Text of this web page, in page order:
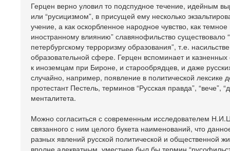
Герцен верно уловил то подспудное течение, идейным
или “русицизмом”, в присущей ему несколько
учение, а как оскорбленное народное чувство, как
иностранному влиянию” славянофильство
петербургскому терроризму образования”, т.е.
образовательной сфере. Герцен вспоминает и
к иноземцам при Бироне, и старообрядцев, и даже
случайно, например, появление в политической
протестант Пестель, терминов “Русская правда”,
менталитета.
Можно согласиться с современным исследователем
связанного с ним целого букета наименований, что
разных явлений русской политической и общественной
вполне адекватным, уместнее был бы термин